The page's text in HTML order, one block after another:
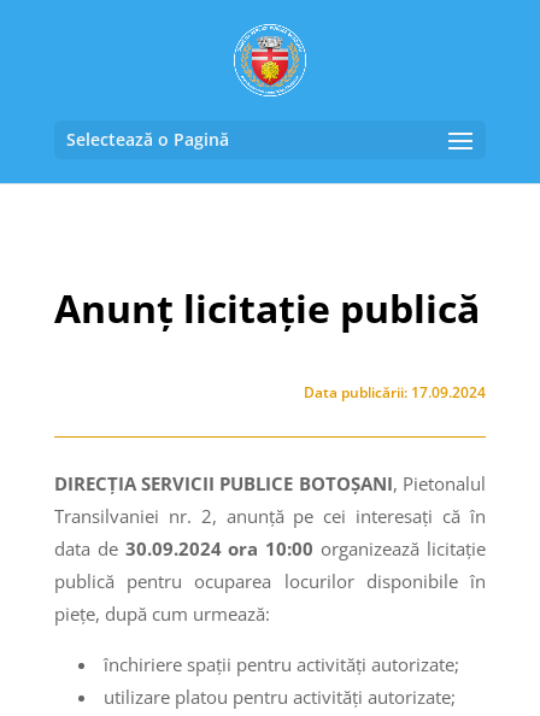
Selectează o Pagină
Anunț licitație publică
Data publicării: 17.09.2024
DIRECȚIA SERVICII PUBLICE BOTOȘANI, Pietonalul
Transilvaniei nr. 2, anunţă pe cei interesaţi că în
data de 30.09.2024 ora 10:00 organizează licitaţie
publică pentru ocuparea locurilor disponibile în
piețe, după cum urmează:
închiriere spații pentru activități autorizate;
utilizare platou pentru activități autorizate;